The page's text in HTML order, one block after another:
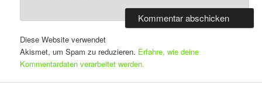
Diese Website verwendet
Akismet, um Spam zu reduzieren. Erfahre, wie deine
Kommentardaten verarbeitet werden.